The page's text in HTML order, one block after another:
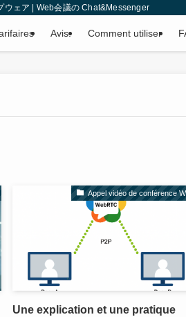
ウェア | Web会議の Chat&Messenger
Avis. Comment utiliser
Appel vidéo de conférence
Une explication et une pratique